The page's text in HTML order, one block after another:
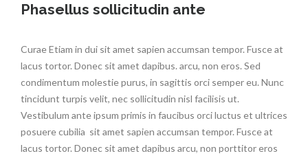
Phasellus sollicitudin ante
Curae Etiam in dui sit amet sapien accumsan tempor. Fusce at
lacus tortor. Donec sit amet dapibus. arcu, non eros. Sed
condimentum molestie purus, in sagittis orci semper eu. Nunc
tincidunt turpis velit, nec sollicitudin nisl facilisis ut.
Vestibulum ante ipsum primis in faucibus orci luctus et ultrices
posuere cubilia sit amet sapien accumsan tempor. Fusce at
lacus tortor. Donec sit amet dapibus arcu, non porttitor eros